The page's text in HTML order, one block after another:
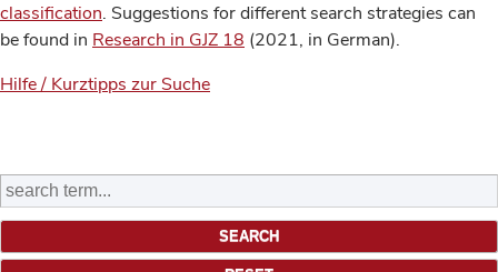
classification. Suggestions for different search strategies can
be found in Research in GJZ 18 (2021, in German).
Hilfe / Kurztipps zur Suche